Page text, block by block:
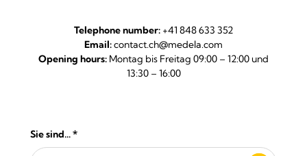
Telephone number: +41 848 633 352
Email:contact.ch@medela.com
Opening hours: Montag bis Freitag 09:00 – 12:00 und
13:30 – 16:00
Sie sind...*